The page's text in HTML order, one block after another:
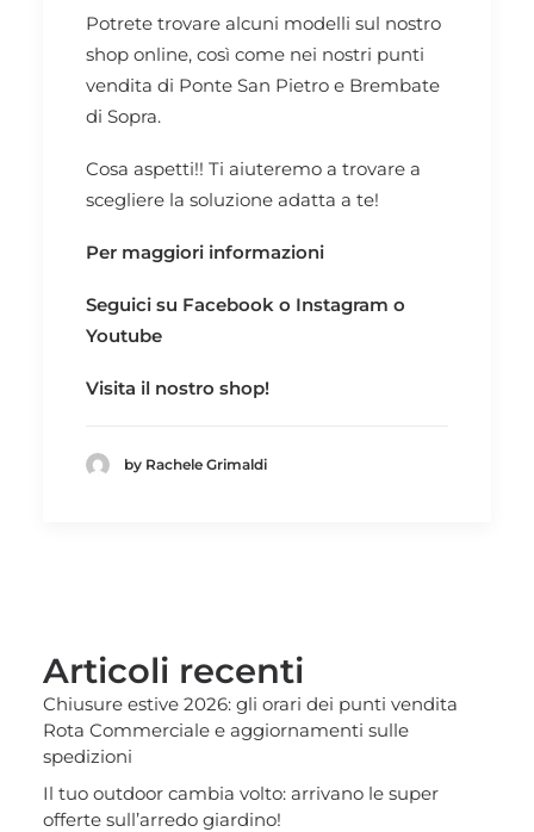
Potrete trovare alcuni modelli sul nostro
shop online, così come nei nostri punti
vendita di Ponte San Pietro e Brembate
di Sopra.
Cosa aspetti!! Ti aiuteremo a trovare a
scegliere la soluzione adatta a te!
Per maggiori informazioni
Seguici su Facebook o Instagram o
Youtube
Visita il nostro shop!
by Rachele Grimaldi
Articoli recenti
Chiusure estive 2026: gli orari dei punti vendita
Rota Commerciale e aggiornamenti sulle
spedizioni
Il tuo outdoor cambia volto: arrivano le super
offerte sull’arredo giardino!